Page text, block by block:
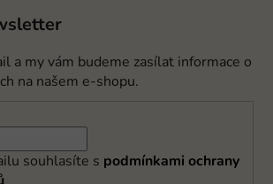
a my vám budeme zasílat informace o
na našem e-shopu.
souhlasíte s podmínkami ochrany